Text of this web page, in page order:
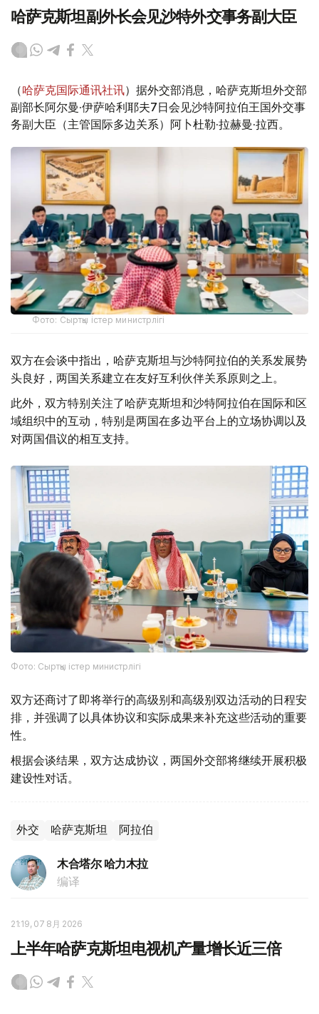
哈萨克斯坦副外长会见沙特外交事务副大臣
（哈萨克国际通讯社讯）据外交部消息，哈萨克斯坦外交部
副部长阿尔曼·伊萨哈利耶夫7日会见沙特阿拉伯王国外交事
务副大臣（主管国际多边关系）阿卜杜勒·拉赫曼·拉西。
Фото: Сыртқы істер министрлігі
双方在会谈中指出，哈萨克斯坦与沙特阿拉伯的关系发展势
头良好，两国关系建立在友好互利伙伴关系原则之上。
此外，双方特别关注了哈萨克斯坦和沙特阿拉伯在国际和区
域组织中的互动，特别是两国在多边平台上的立场协调以及
对两国倡议的相互支持。
Фото: Сыртқы істер министрлігі
双方还商讨了即将举行的高级别和高级别双边活动的日程安
排，并强调了以具体协议和实际成果来补充这些活动的重要
性。
根据会谈结果，双方达成协议，两国外交部将继续开展积极
建设性对话。
外交 哈萨克斯坦 阿拉伯
木合塔尔 哈力木拉
编译
21:19, 07 8月 2026
上半年哈萨克斯坦电视机产量增长近三倍